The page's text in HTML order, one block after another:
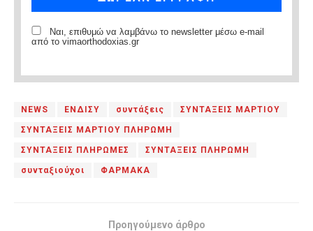
Ναι, επιθυμώ να λαμβάνω το newsletter μέσω e-mail
από το vimaorthodoxias.gr
NEWS ΕΝΔΙΣΥ συντάξεις ΣΥΝΤΑΞΕΙΣ ΜΑΡΤΙΟΥ
ΣΥΝΤΑΞΕΙΣ ΜΑΡΤΙΟΥ ΠΛΗΡΩΜΗ
ΣΥΝΤΑΞΕΙΣ ΠΛΗΡΩΜΕΣ ΣΥΝΤΑΞΕΙΣ ΠΛΗΡΩΜΗ
συνταξιούχοι ΦΑΡΜΑΚΑ
Προηγούμενο άρθρο